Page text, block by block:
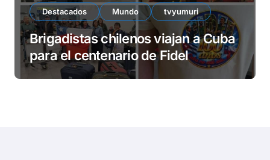
Destacados Mundo tvyumuri
Brigadistas chilenos viajan a Cuba
para el centenario de Fidel